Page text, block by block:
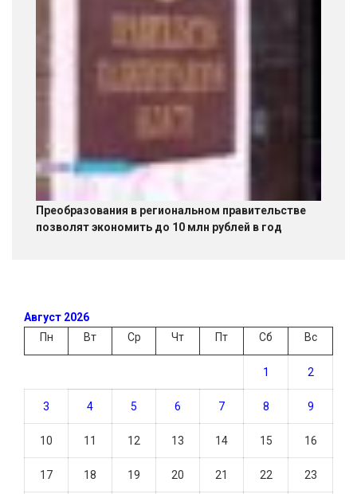
Преобразования в региональном правительстве
позволят экономить до 10 млн рублей в год
Август 2026
Пн
Вт Ср Чт Пт Сб Вс
1 2
3 4 5 6 7 8 9
10 11 12 13 14 15 16
17 18 19 20 21 22 23